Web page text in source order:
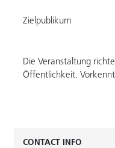
Zielpublikum
Die Veranstaltung
Öffentlichkeit.
CONTACT INFO